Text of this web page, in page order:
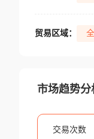
贸易区域：
市场趋势分
交易次数